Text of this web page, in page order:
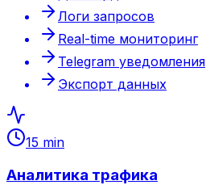
Логи запросов
Real-time мониторинг
Telegram уведомления
Экспорт данных
15 min
Аналитика трафика